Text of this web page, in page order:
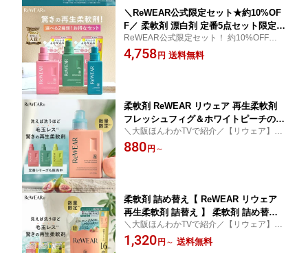
＼ReWEAR公式限定セット★約10%OF
F／ 柔軟剤 漂白剤 定番5点セット限定
▼ ボトル/詰替え/大容量詰替え 柔軟剤
衣類ケア 酵素 ダメージケア 大容量詰め
ReWEAR公式限定セット！ 約10%OFF！お
得な柔軟剤・漂白剤合計5点セットが登場！
4,758円 送料無料
柔軟剤 ReWEAR リウェア 再生柔軟剤
フレッシュフィグ＆ホワイトピーチの香
り柔軟剤ボトル 詰め替え リウェア柔軟
剤 柔軟剤 詰替え柔軟剤 ダメージリペア
＼大阪ほんわかTVで紹介／【リウェア】ダ
メージリペアできる柔軟剤 楽天週間ランキ
ング1位！話題の再生柔軟剤！
880円 ～
柔軟剤 詰め替え【 ReWEAR リウェア
再生柔軟剤 詰替え 】 柔軟剤 詰め替え
詰め替え柔軟剤 大容量 液体柔軟剤 柔軟
剤セット 香り付き 消臭 抗菌 静電気防
＼大阪ほんわかTVで紹介／【リウェア】ダ
メージリペアできる再生柔軟剤 楽天週間ラ
ンキング1位！話題の再生柔軟剤が再販！
1,320円 ～ 送料無料